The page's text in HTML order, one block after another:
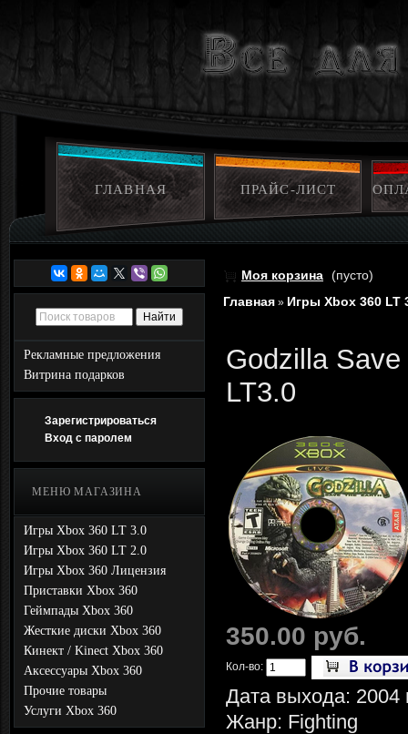
ГЛАВНАЯ ПРАЙС-ЛИСТ
Рекламные предложения
Витрина подарков
Зарегистрироваться
Вход с паролем
МЕНЮ МАГАЗИНА
Игры Xbox 360 LT 3.0
Игры Xbox 360 LT 2.0
Игры Xbox 360 Лицензия
Приставки Xbox 360
Геймпады Xbox 360
Жесткие диски Xbox 360
Кинект / Kinect Xbox 360
Аксессуары Xbox 360
Прочие товары
Услуги Xbox 360
Моя корзина (пусто)
Главная » Игры Xbox 360 LT
Godzilla
LT3.0
350.00 руб.
Кол-во:
Дата выхода: 2004
Жанр: Fighting